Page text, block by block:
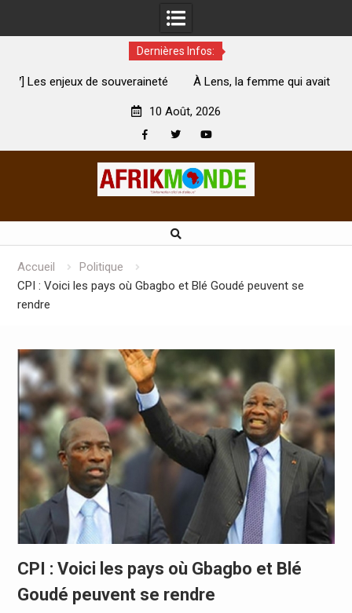
Dernières Infos:
À Lens, la femme qui avait été brûlée avec son bébé par
10 Août, 2026
Accueil
Politique
CPI : Voici les pays où Gbagbo et Blé Goudé peuvent se
rendre
CPI : Voici les pays où Gbagbo et Blé
Goudé peuvent se rendre